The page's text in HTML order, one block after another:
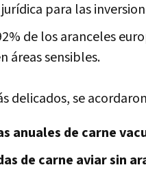
para las
de los aranceles
áreas sensibles.
delicados, se
anuales de carne
de carne aviar sin